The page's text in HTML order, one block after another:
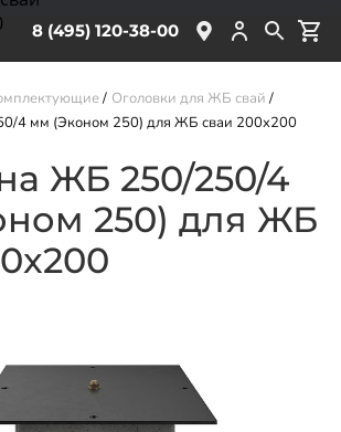
8 (495) 120-38-00
Оголовки для ЖБ свай
4 мм (Эконом 250) для ЖБ сваи 200x200
ЖБ 250/250/4
250) для ЖБ